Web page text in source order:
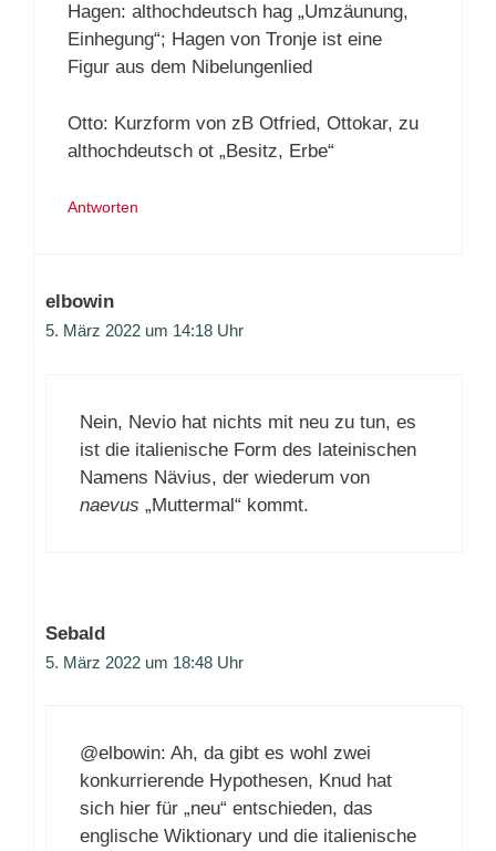
Hagen: althochdeutsch hag „Umzäunung,
Einhegung“; Hagen von Tronje ist eine
Figur aus dem Nibelungenlied
Otto: Kurzform von zB Otfried, Ottokar, zu
althochdeutsch ot „Besitz, Erbe“
Antworten
elbowin
5. März 2022 um 14:18 Uhr
Nein, Nevio hat nichts mit neu zu tun, es
ist die italienische Form des lateinischen
Namens Nävius, der wiederum von
naevus „Muttermal“ kommt.
Sebald
5. März 2022 um 18:48 Uhr
@elbowin: Ah, da gibt es wohl zwei
konkurrierende Hypothesen, Knud hat
sich hier für „neu“ entschieden, das
englische Wiktionary und die italienische